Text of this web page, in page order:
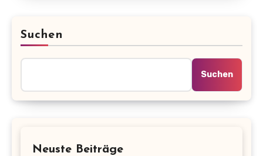
Suchen
Suchen
Neuste Beiträge